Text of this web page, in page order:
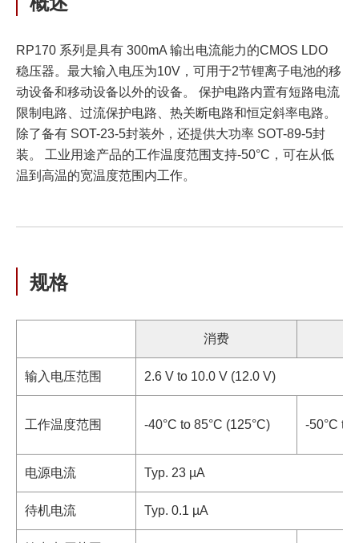
RP170 系列是具有 300mA 输出电流能力的CMOS LDO
稳压器。最大输入电压为10V，可用于2节锂离子电池的移
动设备和移动设备以外的设备。 保护电路内置有短路电流
限制电路、过流保护电路、热关断电路和恒定斜率电路。
除了备有 SOT-23-5封装外，还提供大功率 SOT-89-5封
装。 工业用途产品的工作温度范围支持-50°C，可在从低
温到高温的宽温度范围内工作。
规格
消费
输入电压范围 2.6 V to 10.0 V (12.0 V)
工作温度范围 -40°C to 85°C (125°C) -50°C to
电源电流 Typ. 23 µA
待机电流 Typ. 0.1 µA